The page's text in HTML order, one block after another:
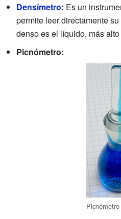
Densímetro: Es un
permite leer directamente
denso es el líquido, más
Picnómetro:
Picnómetro